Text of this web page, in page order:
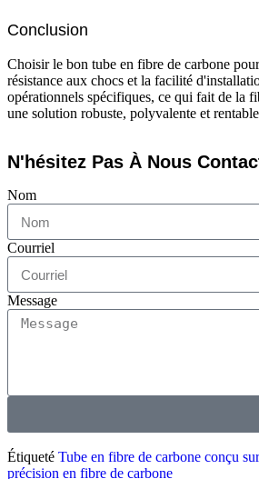
Conclusion
Choisir le bon tube en fibre de carbone
résistance aux chocs et la facilité
opérationnels spécifiques, ce qui fait de la
une solution robuste, polyvalente et
N'hésitez Pas À Nous
Nom
Courriel
Message
Étiqueté Tube en fibre de carbone conçu
précision en fibre de carbone